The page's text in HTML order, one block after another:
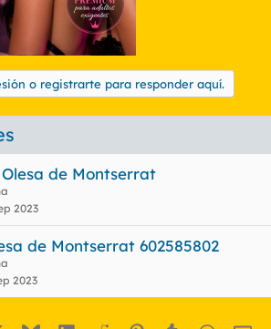
o registrarte para responder aquí.
de Montserrat
2023
de Montserrat 602585802
2023